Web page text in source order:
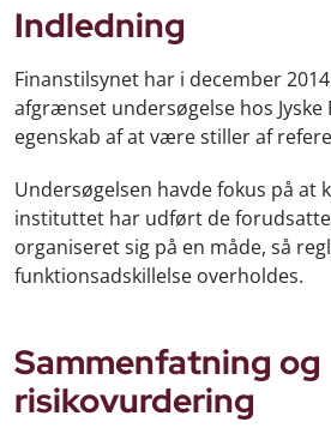
Indledning
Finanstilsynet har i december
afgrænset undersøgelse hos Jyske
egenskab af at være stiller af
Undersøgelsen havde fokus på at
instituttet har udført de
organiseret sig på en måde, så
funktionsadskillelse overholdes.
Sammenfatning og
risikovurdering